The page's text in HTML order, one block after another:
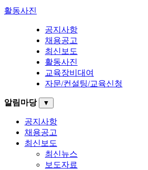
활동사진
공지사항
채용공고
최신보도
활동사진
교육장비대여
자문/컨설팅/교육신청
알림마당 ▼
공지사항
채용공고
최신보도
최신뉴스
보도자료